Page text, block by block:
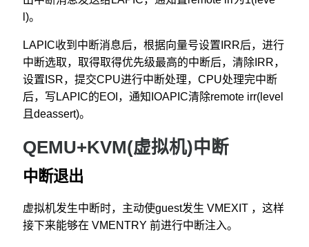
l)。
LAPIC收到中断消息后，根据向量号设置IRR后，进行
中断选取，取得取得优先级最高的中断后，清除IRR，
设置ISR，提交CPU进行中断处理，CPU处理完中断
后，写LAPIC的EOI，通知IOAPIC清除remote irr(level
且deassert)。
QEMU+KVM(虚拟机)中断
中断退出
虚拟机发生中断时，主动使guest发生 VMEXIT ，这样
接下来能够在 VMENTRY 前进行中断注入。